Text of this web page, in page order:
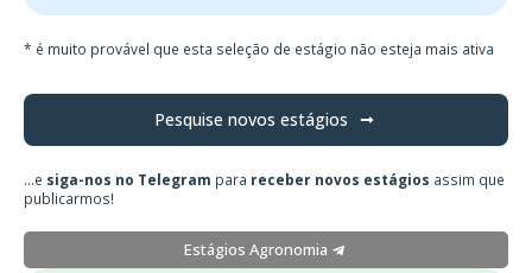
* é muito provável que esta seleção de estágio não esteja mais ativa
Pesquise novos estágios
...e siga-nos no Telegram para receber novos estágios assim que
publicarmos!
Estágios Agronomia